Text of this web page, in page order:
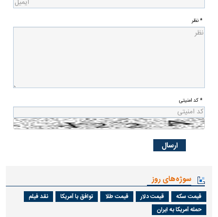
* نظر
* کد امنیتی
سوژه‌های روز
قیمت سکه قیمت دلار قیمت طلا توافق با آمریکا
نقد فیلم
حمله آمریکا به ایران